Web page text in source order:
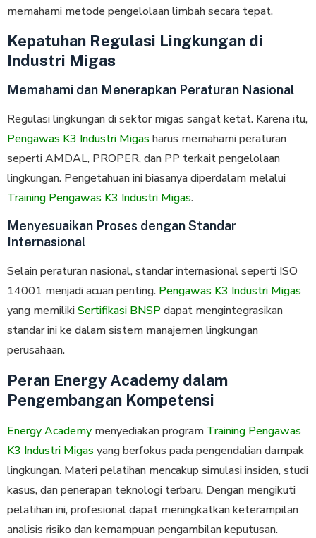
memahami metode pengelolaan limbah secara tepat.
Kepatuhan Regulasi Lingkungan di
Industri Migas
Memahami dan Menerapkan Peraturan Nasional
Regulasi lingkungan di sektor migas sangat ketat. Karena itu,
Pengawas K3 Industri Migas harus memahami peraturan
seperti AMDAL, PROPER, dan PP terkait pengelolaan
lingkungan. Pengetahuan ini biasanya diperdalam melalui
Training Pengawas K3 Industri Migas.
Menyesuaikan Proses dengan Standar
Internasional
Selain peraturan nasional, standar internasional seperti ISO
14001 menjadi acuan penting. Pengawas K3 Industri Migas
yang memilikiSertifikasi BNSP dapat mengintegrasikan
standar ini ke dalam sistem manajemen lingkungan
perusahaan.
Peran Energy Academy dalam
Pengembangan Kompetensi
Energy Academy menyediakan program Training Pengawas
K3 Industri Migas yang berfokus pada pengendalian dampak
lingkungan. Materi pelatihan mencakup simulasi insiden, studi
kasus, dan penerapan teknologi terbaru. Dengan mengikuti
pelatihan ini, profesional dapat meningkatkan keterampilan
analisis risiko dan kemampuan pengambilan keputusan.